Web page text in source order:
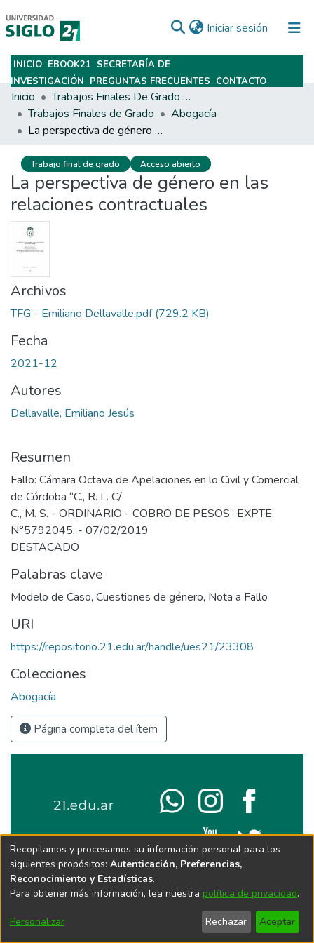
Iniciar sesión (current)
Subir
INICIO EBOOK21 SECRETARÍA DE
INVESTIGACIÓN PREGUNTAS FRECUENTES CONTACTO
Inicio
Trabajos Finales De Grado Y Posgrado
Trabajos Finales de Grado
Abogacía
La perspectiva de género en las relaciones contractuales
Trabajo final de grado Acceso abierto
La perspectiva de género en las
relaciones contractuales
Archivos
TFG - Emiliano Dellavalle.pdf(729.2 KB)
Fecha
2021-12
Autores
Dellavalle, Emiliano Jesús
Resumen
Fallo: Cámara Octava de Apelaciones en lo Civil y Comercial
de Córdoba “C., R. L. C/
C., M. S. - ORDINARIO - COBRO DE PESOS” EXPTE.
N°5792045. - 07/02/2019
DESTACADO
Palabras clave
Modelo de Caso, Cuestiones de género, Nota a Fallo
URI
https://repositorio.21.edu.ar/handle/ues21/23308
Colecciones
Abogacía
Página completa del ítem
Recopilamos y procesamos su información personal para los
siguientes propósitos: Autenticación, Preferencias,
Reconocimiento y Estadísticas.
Para obtener más información, lea nuestra política de privacidad.
Personalizar Rechazar Aceptar